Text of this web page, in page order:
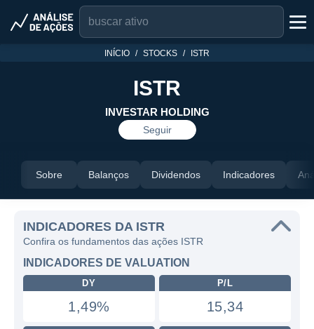
INÍCIO STOCKS ISTR
ISTR
INVESTAR HOLDING
Seguir
Sobre Balanços Dividendos Indicadores
INDICADORES DA ISTR
Confira os fundamentos das ações ISTR
INDICADORES DE VALUATION
DY
1,49%
P/L
15,34